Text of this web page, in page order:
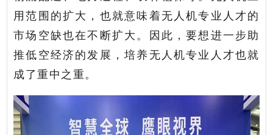
用范围的扩大，也就意味着无人机专业人才的
市场空缺也在不断扩大。因此，要想进一步助
推低空经济的发展，培养无人机专业人才也就
成了重中之重。